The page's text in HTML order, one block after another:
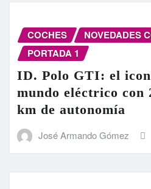
COCHES
NOVEDADES
PORTADA 1
ID. Polo GTI: el
mundo eléctrico con
km de autonomía
José Armando Gómez